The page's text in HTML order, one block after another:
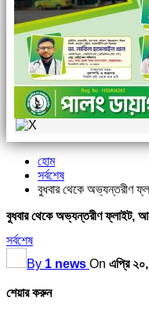
হোম
সর্বশেষ
বুধবার থেকে অভ্যন্তরীণ
বুধবার থেকে অভ্যন্তরীণ ফ্লাইট,
সর্বশেষ
By 1 news On এপ্রি
শেয়ার করুন